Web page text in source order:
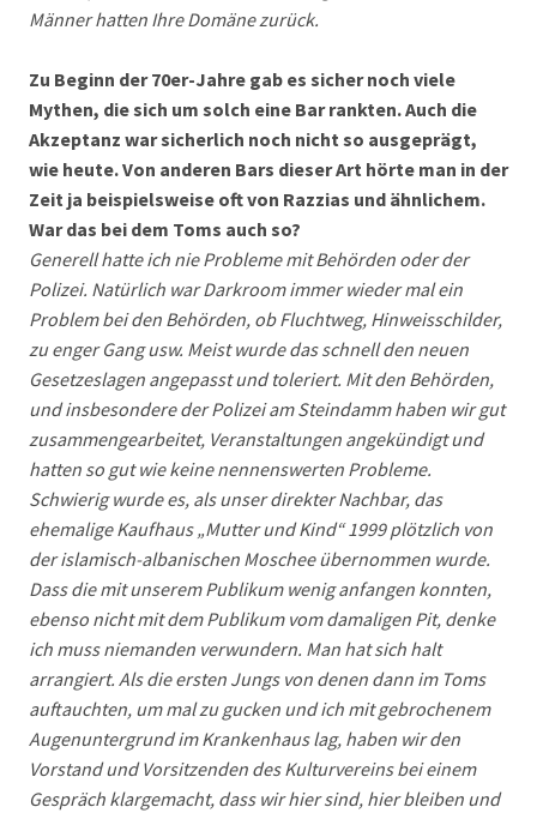
Männer hatten Ihre Domäne zurück.
Zu Beginn der 70er-Jahre gab es sicher noch viele
Mythen, die sich um solch eine Bar rankten. Auch die
Akzeptanz war sicherlich noch nicht so ausgeprägt,
wie heute. Von anderen Bars dieser Art hörte man in der
Zeit ja beispielsweise oft von Razzias und ähnlichem.
War das bei dem Toms auch so?
Generell hatte ich nie Probleme mit Behörden oder der
Polizei. Natürlich war Darkroom immer wieder mal ein
Problem bei den Behörden, ob Fluchtweg, Hinweisschilder,
zu enger Gang usw. Meist wurde das schnell den neuen
Gesetzeslagen angepasst und toleriert. Mit den Behörden,
und insbesondere der Polizei am Steindamm haben wir gut
zusammengearbeitet, Veranstaltungen angekündigt und
hatten so gut wie keine nennenswerten Probleme.
Schwierig wurde es, als unser direkter Nachbar, das
ehemalige Kaufhaus „Mutter und Kind“ 1999 plötzlich von
der islamisch-albanischen Moschee übernommen wurde.
Dass die mit unserem Publikum wenig anfangen konnten,
ebenso nicht mit dem Publikum vom damaligen Pit, denke
ich muss niemanden verwundern. Man hat sich halt
arrangiert. Als die ersten Jungs von denen dann im Toms
auftauchten, um mal zu gucken und ich mit gebrochenem
Augenuntergrund im Krankenhaus lag, haben wir den
Vorstand und Vorsitzenden des Kulturvereins bei einem
Gespräch klargemacht, dass wir hier sind, hier bleiben und